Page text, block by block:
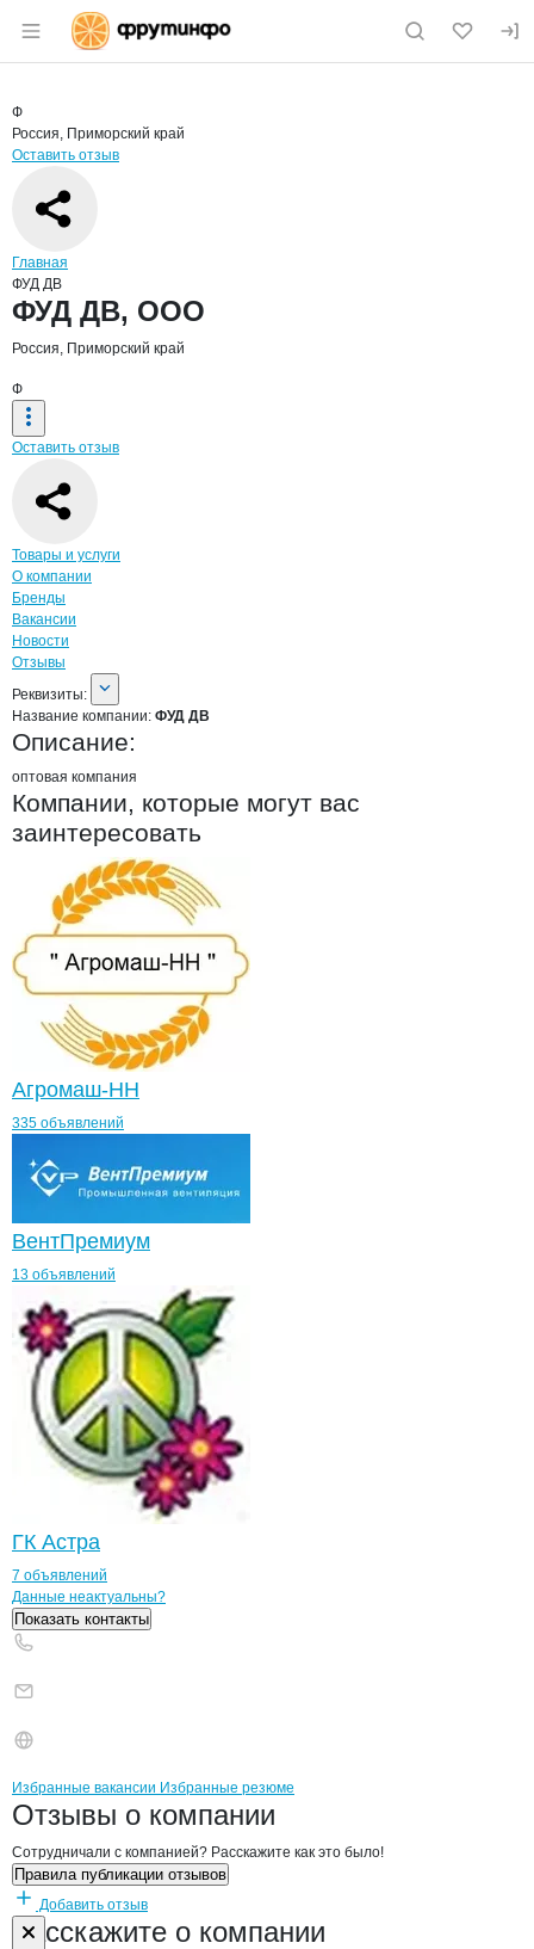
Раздел навигации по сайту fruitinfo.ru
Страница компании
Страница компании
Краткая информация о компании
Ф
Россия, Приморский край
Оставить отзыв
Навигация по сайту
Главная
ФУД ДВ
Основная информация о компании
ФУД ДВ, ООО
Россия, Приморский край
Ф
Оставить отзыв
Навигация по странице
Товары и услуги
О компании
Бренды
Вакансии
Новости
Отзывы
О компании
Реквизиты
Реквизиты:
Название компании: ФУД ДВ
Описание:
оптовая компания
Компании, которые могут вас
заинтересовать
Агромаш-НН
335 объявлений
ВентПремиум
13 объявлений
ГК Астра
7 объявлений
Контактыкомпании
+7(800)000-00-..
Данные неактуальны?
Показать контакты
Брендыкомпани ФУД ДВ
Вакансии вФУД ДВ
Избранные вакансии Избранные резюме
Новости oФУД ДВ, ООО
Отзывы о компании
Сотрудничали с компанией? Расскажите как это было!
Правила публикации отзывов
Добавить отзыв
Расскажите о компании
Форма обратной связи о неточностях